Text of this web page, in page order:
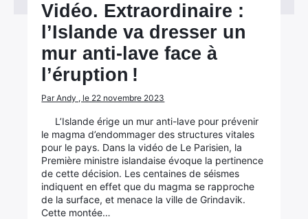
Vidéo. Extraordinaire :
l’Islande va dresser un
mur anti-lave face à
l’éruption !
Par Andy , le 22 novembre 2023
L’Islande érige un mur anti-lave pour prévenir
le magma d’endommager des structures vitales
pour le pays. Dans la vidéo de Le Parisien, la
Première ministre islandaise évoque la pertinence
de cette décision. Les centaines de séismes
indiquent en effet que du magma se rapproche
de la surface, et menace la ville de Grindavik.
Cette montée…